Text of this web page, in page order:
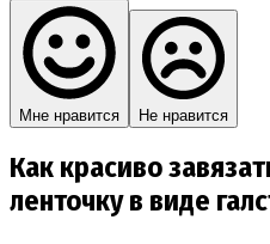
Мне нравится Не нравится
Как красиво
ленточку в виде